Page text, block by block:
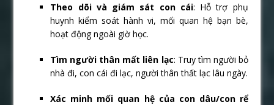
Theo dõi và giám sát con cái: Hỗ trợ phụ
huynh kiểm soát hành vi, mối quan hệ bạn bè,
hoạt động ngoài giờ học.
Tìm người thân mất liên lạc: Truy tìm người bỏ
nhà đi, con cái đi lạc, người thân thất lạc lâu ngày.
Xác minh mối quan hệ của con dâu/con rể